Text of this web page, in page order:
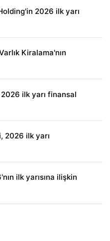
2026 ilk yarı
Kiralama'nın
ilk yarı finansal
2026 ilk yarı
ilk yarısına ilişkin